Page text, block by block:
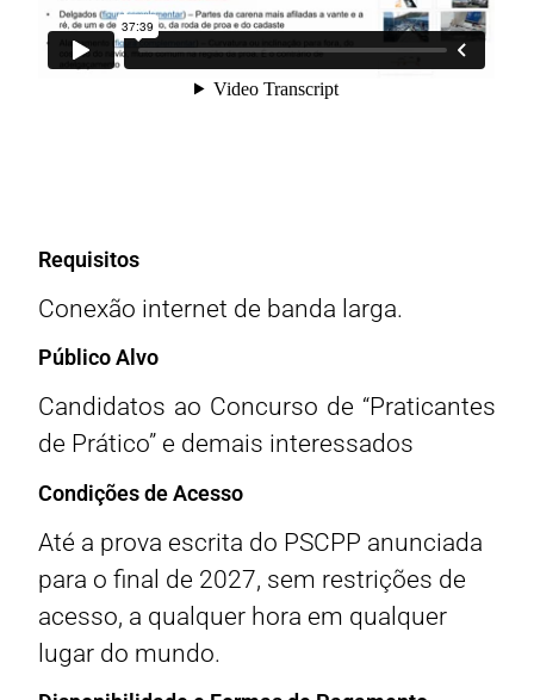
Requisitos
Conexão internet de banda larga.
Público Alvo
Candidatos ao Concurso de “Praticantes
de Prático” e demais interessados
Condições de Acesso
Até a prova escrita do PSCPP anunciada
para o final de 2027, sem restrições de
acesso, a qualquer hora em qualquer
lugar do mundo.